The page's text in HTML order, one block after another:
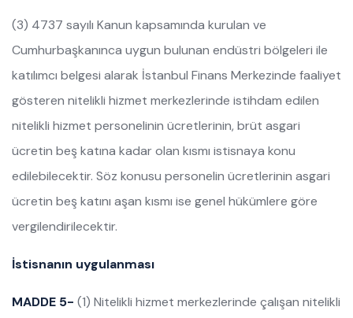
(3) 4737 sayılı Kanun kapsamında kurulan ve
Cumhurbaşkanınca uygun bulunan endüstri bölgeleri ile
katılımcı belgesi alarak İstanbul Finans Merkezinde faaliyet
gösteren nitelikli hizmet merkezlerinde istihdam edilen
nitelikli hizmet personelinin ücretlerinin, brüt asgari
ücretin beş katına kadar olan kısmı istisnaya konu
edilebilecektir. Söz konusu personelin ücretlerinin asgari
ücretin beş katını aşan kısmı ise genel hükümlere göre
vergilendirilecektir.
İstisnanın uygulanması
MADDE 5- (1) Nitelikli hizmet merkezlerinde çalışan nitelikli